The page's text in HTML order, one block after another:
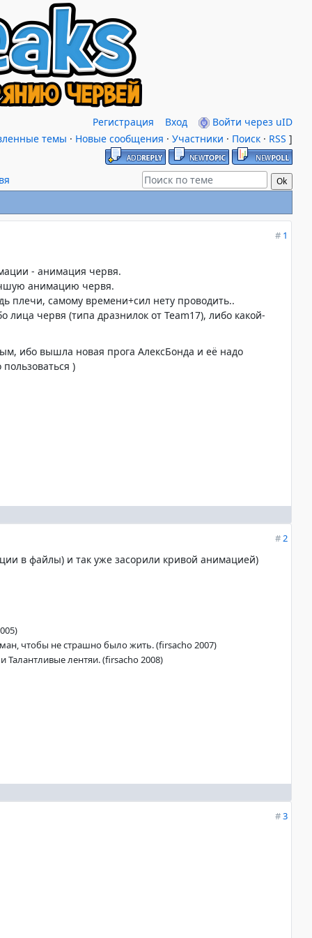
Регистрация Вход
Войти через uID
темы · Новые сообщения · Участники · Поиск · RSS ]
# 1
- анимация червя.
анимацию червя.
плечи, самому времени+сил нету проводить..
червя (типа дразнилок от Team17), либо какой-
ибо вышла новая прога АлексБонда и её надо
)
#2
в файлы) и так уже засорили кривой анимацией)
чтобы не страшно было жить. (firsacho 2007)
лентяи. (firsacho 2008)
#3